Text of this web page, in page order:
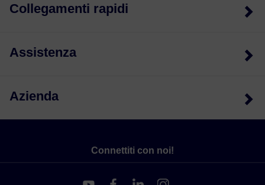
Collegamenti rapidi
Assistenza
Azienda
Connettiti con noi!